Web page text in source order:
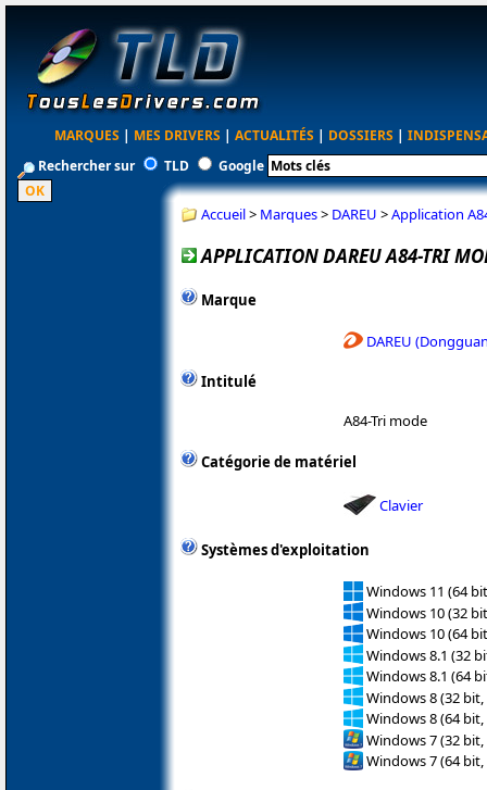
MARQUES | MES DRIVERS | ACTUALITÉS | DOSSIERS |
Rechercher sur
TLD Google
Accueil> Marques> DAREU >Application
APPLICATION DAREU A84-TRI
Marque
DAREU
Intitulé
A84-Tri mode
Catégorie de matériel
Clavier
Systèmes d'exploitation
Windows 11 (64
Windows 10 (32
Windows 10 (64
Windows 8.1 (32
Windows 8.1 (64
Windows 8 (32 bit,
Windows 8 (64 bit,
Windows 7 (32 bit,
Windows 7 (64 bit,